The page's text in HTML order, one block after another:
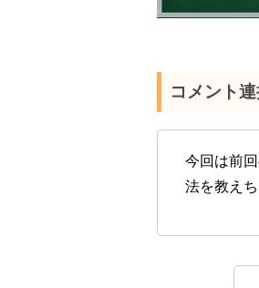
コメント
今回は前
法を教え